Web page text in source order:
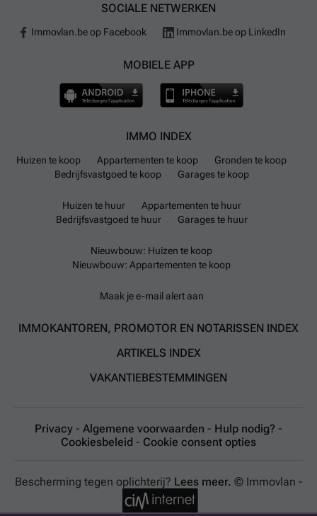
SOCIALE NETWERKEN
Immovlan.be op Facebook Immovlan.be op LinkedIn
MOBIELE APP
IMMO INDEX
Huizen te koop Appartementen te koop
Gronden te koop
Bedrijfsvastgoed te koop
Garages te koop
Huizen te huur
Appartementen te huur
Bedrijfsvastgoed te huur
Garages te huur
Nieuwbouw: Huizen te koop
Nieuwbouw: Appartementen te koop
Maak je e-mail alert aan
IMMOKANTOREN, PROMOTOR EN NOTARISSEN INDEX
ARTIKELS INDEX
VAKANTIEBESTEMMINGEN
Privacy - Algemene voorwaarden - Hulp nodig? -
Cookiesbeleid - Cookie consent opties
Bescherming tegen oplichterij? Lees meer. © Immovlan -